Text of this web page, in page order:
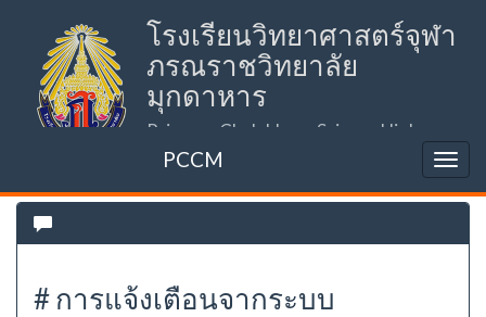
โรงเรียนวิทยาศาสตร์จุฬา
ภรณราชวิทยาลัย
มุกดาหาร
Princess Chulabhorn Science High
School Mukdahan (PCSHSM)
PCCM
# การแจ้งเตือนจากระบบ